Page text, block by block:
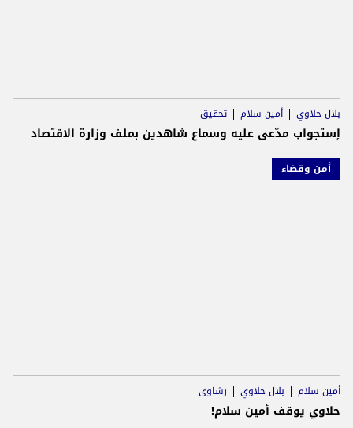
بلال حلاوي أمين سلام تحقيق
إستجواب مدّعى عليه وسماع شاهدين بملف وزارة الاقتصاد
أمن وقضاء
أمين سلام بلال حلاوي رشاوى
حلاوي يوقف أمين سلام!